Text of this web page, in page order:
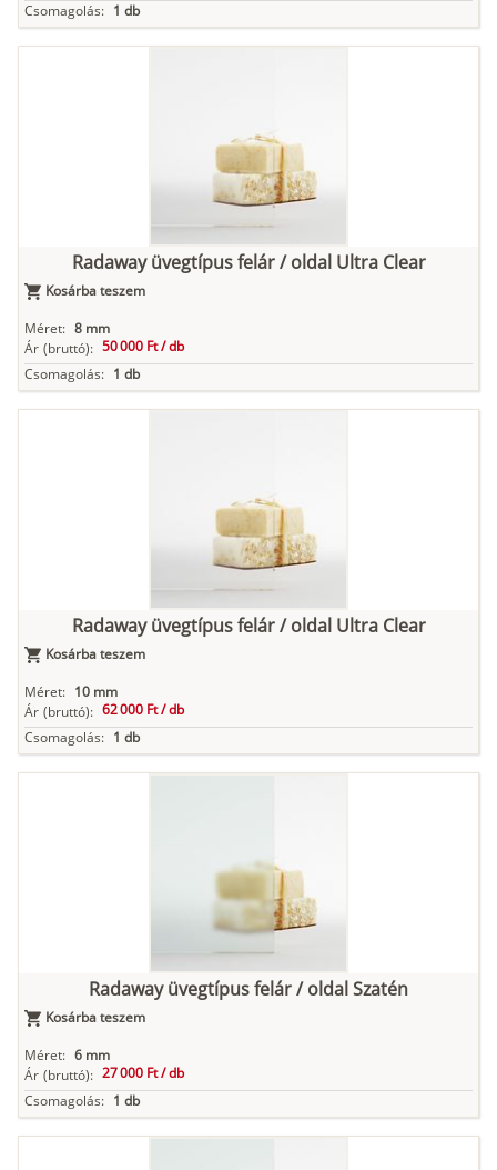
Csomagolás: 1 db
Radaway üvegtípus felár / oldal Ultra Clear
Kosárba teszem
Méret: 8 mm
Ár (bruttó): 50 000 Ft /db
Csomagolás: 1 db
Radaway üvegtípus felár / oldal Ultra Clear
Kosárba teszem
Méret: 10 mm
Ár (bruttó): 62 000 Ft /db
Csomagolás: 1 db
Radaway üvegtípus felár / oldal Szatén
Kosárba teszem
Méret: 6 mm
Ár (bruttó): 27 000 Ft /db
Csomagolás: 1 db